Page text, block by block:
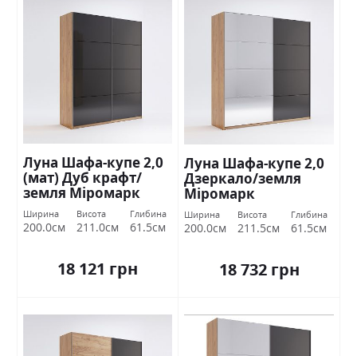
Луна Шафа-купе 2,0
(мат) Дуб крафт/
земля Міромарк
Ширина
200.0см
Висота
211.0см
Глибина
61.5см
18 121 грн
Луна Шафа-купе 2,0
Дзеркало/земля
Міромарк
Ширина
200.0см
Висота
211.5см
Глибина
61.5см
18 732 грн